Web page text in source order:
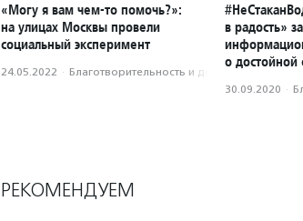
«Могу я вам чем-то помочь?»:
на улицах Москвы провели
социальный эксперимент
24.05.2022 · Благотвори­тель­ность и доброволь­чест­во
в радость»
о достойной
30.09.2020 ·
РЕКОМЕНДУЕМ